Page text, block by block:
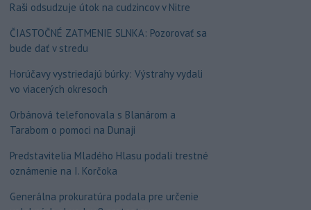
Raši odsudzuje útok na cudzincov v Nitre
ČIASTOČNÉ ZATMENIE SLNKA: Pozorovať sa
bude dať v stredu
Horúčavy vystriedajú búrky: Výstrahy vydali
vo viacerých okresoch
Orbánová telefonovala s Blanárom a
Tarabom o pomoci na Dunaji
Predstavitelia Mladého Hlasu podali trestné
oznámenie na I. Korčoka
Generálna prokuratúra podala pre určenie